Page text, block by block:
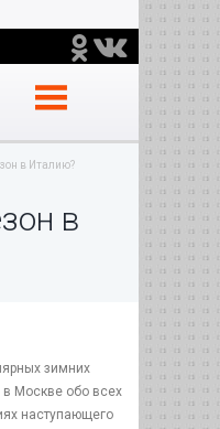
в Италию?
в
зимних
в Москве обо всех
наступающего